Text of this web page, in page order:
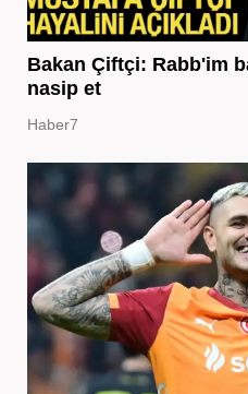
Bakan Çiftçi: Rabb'im
nasip et
Haber7